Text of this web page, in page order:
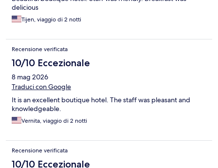
delicious
Tijen, viaggio di 2 notti
Recensione verificata
10/10 Eccezionale
8 mag 2026
Traduci con Google
It is an excellent boutique hotel. The staff was pleasant and
knowledgeable.
Vernita, viaggio di 2 notti
Recensione verificata
10/10 Eccezionale